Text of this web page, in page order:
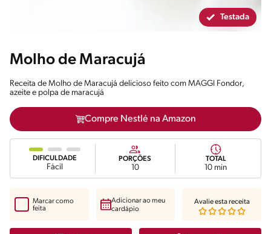
Testada
Molho de Maracujá
Receita de Molho de Maracujá delicioso feito com MAGGI Fondor,
azeite e polpa de maracujá
Compre Nestlé na Amazon
DIFICULDADE
Fácil
PORÇÕES
10
TOTAL
10 min
Marcar como
feita
Adicionar ao meu
cardápio
Avalie esta receita